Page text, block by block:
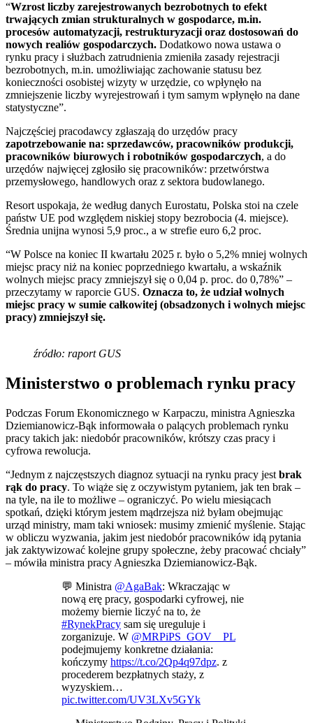
“Wzrost liczby zarejestrowanych bezrobotnych to efekt
trwających zmian strukturalnych w gospodarce, m.in.
procesów automatyzacji, restrukturyzacji oraz dostosowań do
nowych realiów gospodarczych. Dodatkowo nowa ustawa o
rynku pracy i służbach zatrudnienia zmieniła zasady rejestracji
bezrobotnych, m.in. umożliwiając zachowanie statusu bez
konieczności osobistej wizyty w urzędzie, co wpłynęło na
zmniejszenie liczby wyrejestrowań i tym samym wpłynęło na dane
statystyczne”.
Najczęściej pracodawcy zgłaszają do urzędów pracy
zapotrzebowanie na: sprzedawców, pracowników produkcji,
pracowników biurowych i robotników gospodarczych, a do
urzędów najwięcej zgłosiło się pracowników: przetwórstwa
przemysłowego, handlowych oraz z sektora budowlanego.
Resort uspokaja, że według danych Eurostatu, Polska stoi na czele
państw UE pod względem niskiej stopy bezrobocia (4. miejsce).
Średnia unijna wynosi 5,9 proc., a w strefie euro 6,2 proc.
“W Polsce na koniec II kwartału 2025 r. było o 5,2% mniej wolnych
miejsc pracy niż na koniec poprzedniego kwartału, a wskaźnik
wolnych miejsc pracy zmniejszył się o 0,04 p. proc. do 0,78%” –
przeczytamy w raporcie GUS. Oznacza to, że udział wolnych
miejsc pracy w sumie całkowitej (obsadzonych i wolnych miejsc
pracy) zmniejszył się.
źródło: raport GUS
Ministerstwo o problemach rynku pracy
Podczas Forum Ekonomicznego w Karpaczu, ministra Agnieszka
Dziemianowicz-Bąk informowała o palących problemach rynku
pracy takich jak: niedobór pracowników, krótszy czas pracy i
cyfrowa rewolucja.
“Jednym z najczęstszych diagnoz sytuacji na rynku pracy jest brak
rąk do pracy. To wiąże się z oczywistym pytaniem, jak ten brak –
na tyle, na ile to możliwe – ograniczyć. Po wielu miesiącach
spotkań, dzięki którym jestem mądrzejsza niż byłam obejmując
urząd ministry, mam taki wniosek: musimy zmienić myślenie. Stając
w obliczu wyzwania, jakim jest niedobór pracowników idą pytania
jak zaktywizować kolejne grupy społeczne, żeby pracować chciały”
– mówiła ministra pracy Agnieszka Dziemianowicz-Bąk.
💬 Ministra @AgaBak: Wkraczając w
nową erę pracy, gospodarki cyfrowej, nie
możemy biernie liczyć na to, że
#RynekPracy sam się ureguluje i
zorganizuje. W @MRPiPS_GOV__PL
podejmujemy konkretne działania:
kończymy https://t.co/2Qp4q97dpz. z
procederem bezpłatnych staży, z
wyzyskiem…
pic.twitter.com/UV3LXv5GYk